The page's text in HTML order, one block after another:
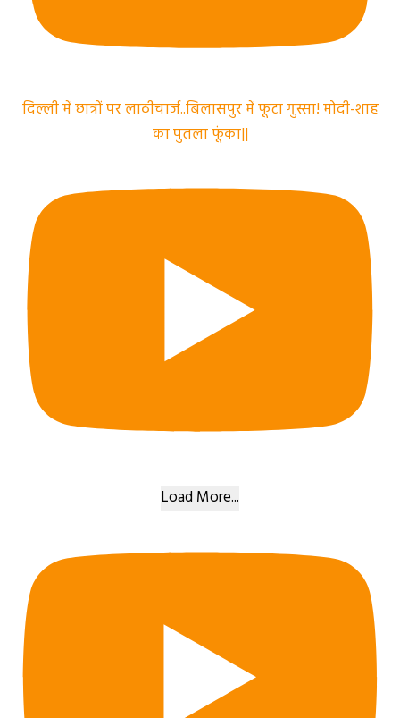
दिल्ली में छात्रों पर लाठीचार्ज..बिलासपुर में फूटा गुस्सा! मोदी-शाह
का पुतला फूंका||
Load More...